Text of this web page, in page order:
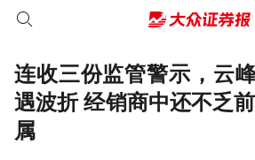
连收三份监管警示，云
遇波折 经销商中还不乏
属